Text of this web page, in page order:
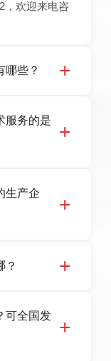
，欢迎来电咨
哪些？
LNR 天然、
，资质齐
服务的是
设计、现货
营
生产企
规第三方检测
迎宾大街 9
？
，是专业隔震
天然、
可全国发